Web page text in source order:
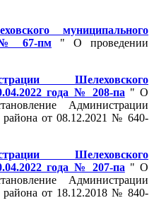
муниципального
№ 67-пм " О проведении
Шелеховского
года № 208-па " О
Администрации
района от 08.12.2021 № 640-
Шелеховского
года № 207-па " О
Администрации
района от 18.12.2018 № 840-